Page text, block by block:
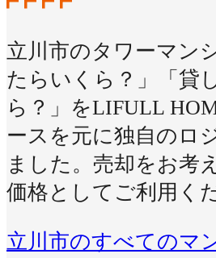
立川市のタワーマン
たらいくら？」「貸
ら？」をLIFULL
ースを元に独自のロ
ました。売却をお考
価格としてご利用く
立川市のすべてのマ